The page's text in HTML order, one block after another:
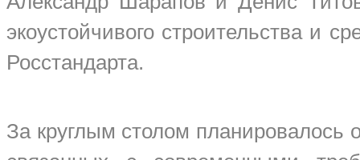
экоустойчивого строительства и
Росстандарта.
За круглым столом планировалось